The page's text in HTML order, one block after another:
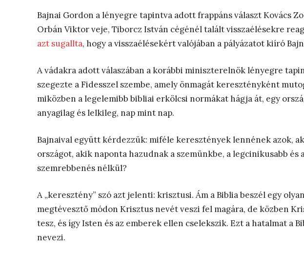
Bajnai Gordon a lényegre tapintva adott frappáns választ Kovács
Orbán Viktor veje, Tiborcz István cégénél talált visszaélésekre
azt sugallta, hogy a visszaélésekért valójában a pályázatot kiíró
A vádakra adott válaszában a korábbi miniszterelnök lényegre
szegezte a Fidesszel szembe, amely önmagát keresztényként
miközben a legelemibb bibliai erkölcsi normákat hágja át, egy
anyagilag és lelkileg, nap mint nap.
Bajnaival együtt kérdezzük: miféle keresztények lennének azok,
országot, akik naponta hazudnak a szemünkbe, a legcinikusabb és
szemrebbenés nélkül?
A „keresztény” szó azt jelenti: krisztusi. Ám a Biblia beszél egy
megtévesztő módon Krisztus nevét veszi fel magára, de közben
tesz, és így Isten és az emberek ellen cselekszik. Ezt a hatalmat a
nevezi.